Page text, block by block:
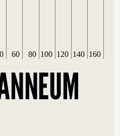
60 80 100 120 140 160